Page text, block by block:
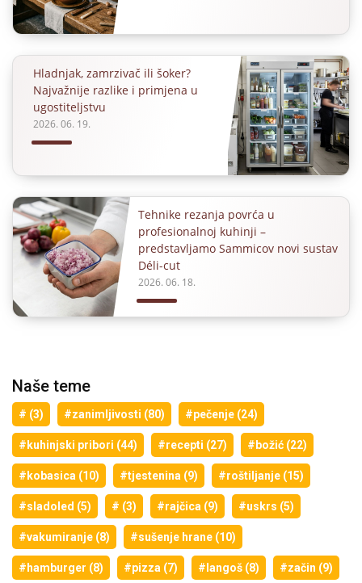
Hladnjak, zamrzivač ili šoker?
Najvažnije razlike i primjena u
ugostiteljstvu
2026. 06. 19.
Tehnike rezanja povrća u
profesionalnoj kuhinji –
predstavljamo Sammicov novi sustav
Déli-cut
2026. 06. 18.
Naše teme
# (3) #zanimljivosti (80) #pečenje (24)
#kuhinjski pribori (44) #recepti (27) #božić (22)
#kobasica (10) #tjestenina (9) #roštiljanje (15)
#sladoled (5) # (3) #rajčica (9) #uskrs (5)
#vakumiranje (8) #sušenje hrane (10)
#hamburger (8) #pizza (7) #langoš (8) #začin (9)